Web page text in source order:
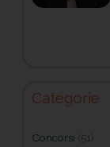
Categorie
Concorsi (51)